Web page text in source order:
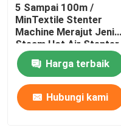
5 Sampai 100m /
MinTextile Stenter
Machine Merajut Jenis
Steam Hot Air Stenter
Machine
Harga terbaik
Hubungi kami